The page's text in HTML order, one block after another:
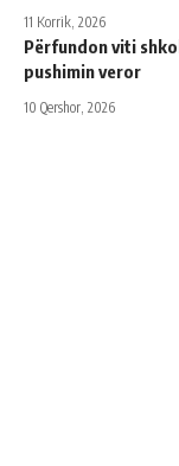
11 Korrik, 2026
Përfundon viti
pushimin veror
10 Qershor, 2026